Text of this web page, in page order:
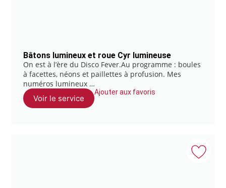
Bâtons lumineux et roue Cyr lumineuse
On est à l’ère du Disco Fever.Au programme : boules
à facettes, néons et paillettes à profusion. Mes
numéros lumineux …
Voir le service
Ajouter aux favoris